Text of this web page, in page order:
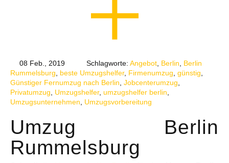
UMZUGSKOSTEN RECHNER
KUNDENMEINUNGEN
08 Feb., 2019 Schlagworte: Angebot Berlin
Berlin
Rummelsburg
beste Umzugshelfer, Firmenumzug günstig
Günstiger Fernumzug nach Berlin Jobcenterumzug
Privatumzug
Umzugshelfer, umzugshelfer berlin
Umzugsunternehmen
Umzugsvorbereitung
Umzug Berlin
Rummelsburg